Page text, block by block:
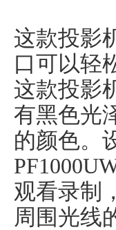
这款投影
口可以轻
这款投影
有黑色光
的颜色。
观看录制
周围光线